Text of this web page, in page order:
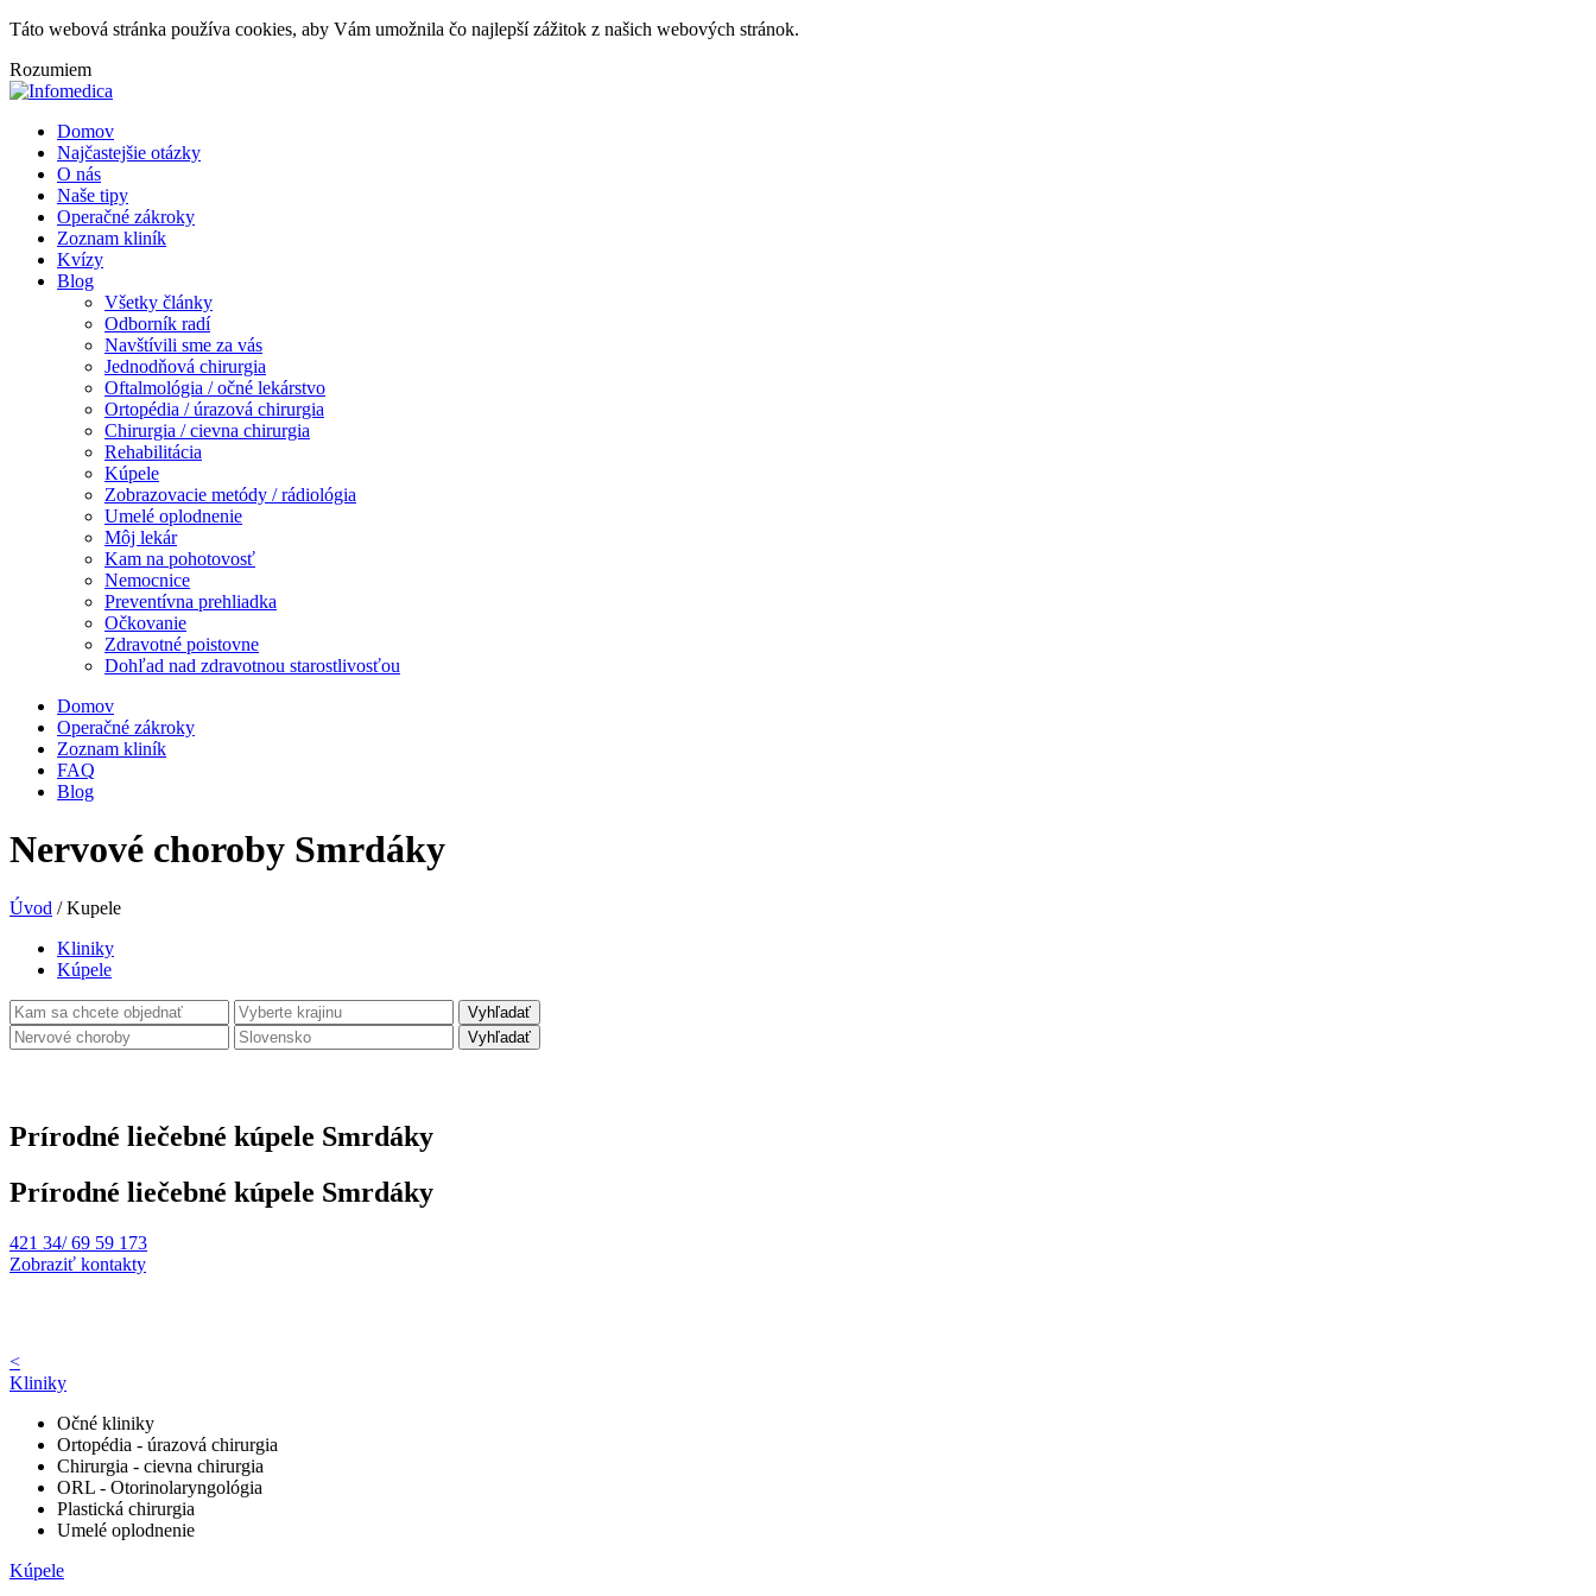
Táto webová stránka používa cookies, aby Vám umožnila čo najlepší zážitok z našich webových stránok.
Rozumiem
Domov
Najčastejšie otázky
O nás
Naše tipy
Operačné zákroky
Zoznam kliník
Kvízy
Blog
Všetky články
Odborník radí
Navštívili sme za vás
Jednodňová chirurgia
Oftalmológia / očné lekárstvo
Ortopédia / úrazová chirurgia
Chirurgia / cievna chirurgia
Rehabilitácia
Kúpele
Zobrazovacie metódy / rádiológia
Umelé oplodnenie
Môj lekár
Kam na pohotovosť
Nemocnice
Preventívna prehliadka
Očkovanie
Zdravotné poistovne
Dohľad nad zdravotnou starostlivosťou
Domov
Operačné zákroky
Zoznam kliník
FAQ
Blog
Nervové choroby Smrdáky
Úvod /Kupele
Kliniky
Kúpele
Vyhľadať
Vyhľadať
Prírodné liečebné kúpele Smrdáky
Prírodné liečebné kúpele Smrdáky
421 34/ 69 59 173
Zobraziť kontakty
<
Kliniky
Očné kliniky
Ortopédia - úrazová chirurgia
Chirurgia - cievna chirurgia
ORL - Otorinolaryngológia
Plastická chirurgia
Umelé oplodnenie
Kúpele